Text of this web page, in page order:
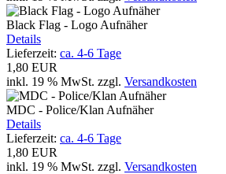
Black Flag - Logo Aufnäher
Details
Lieferzeit: ca. 4-6 Tage
1,80 EUR
inkl. 19 % MwSt. zzgl. Versandkosten
MDC - Police/Klan Aufnäher
Details
Lieferzeit: ca. 4-6 Tage
1,80 EUR
inkl. 19 % MwSt. zzgl. Versandkosten